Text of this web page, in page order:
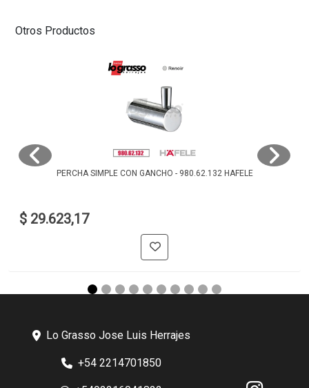
Otros Productos
PERCHA SIMPLE CON GANCHO - 980.62.132 HAFELE
$ 29.623,17
Lo Grasso Jose Luis Herrajes
+54 2214701850